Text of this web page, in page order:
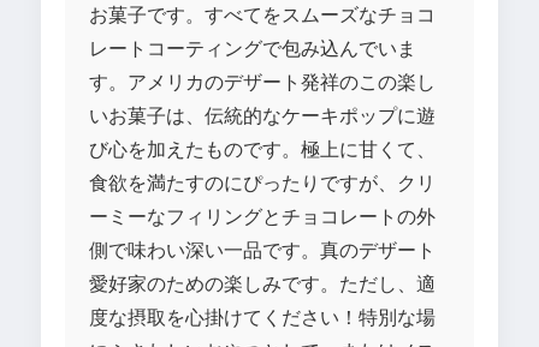
お菓子です。すべてをスムーズなチョコ
レートコーティングで包み込んでいま
す。アメリカのデザート発祥のこの楽し
いお菓子は、伝統的なケーキポップに遊
び心を加えたものです。極上に甘くて、
食欲を満たすのにぴったりですが、クリ
ーミーなフィリングとチョコレートの外
側で味わい深い一品です。真のデザート
愛好家のための楽しみです。ただし、適
度な摂取を心掛けてください！特別な場